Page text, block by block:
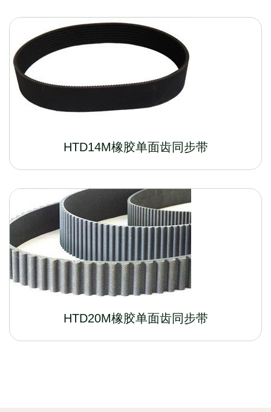
HTD14M橡胶单面齿同步带
HTD20M橡胶单面齿同步带